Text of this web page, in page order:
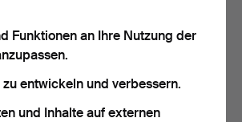
Funktionen an Ihre Nutzung der
entwickeln und verbessern.
und Inhalte auf externen